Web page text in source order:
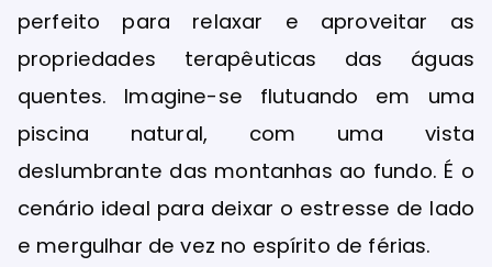
perfeito para relaxar e aproveitar as
propriedades terapêuticas das águas
quentes. Imagine-se flutuando em uma
piscina natural, com uma vista
deslumbrante das montanhas ao fundo. É o
cenário ideal para deixar o estresse de lado
e mergulhar de vez no espírito de férias.